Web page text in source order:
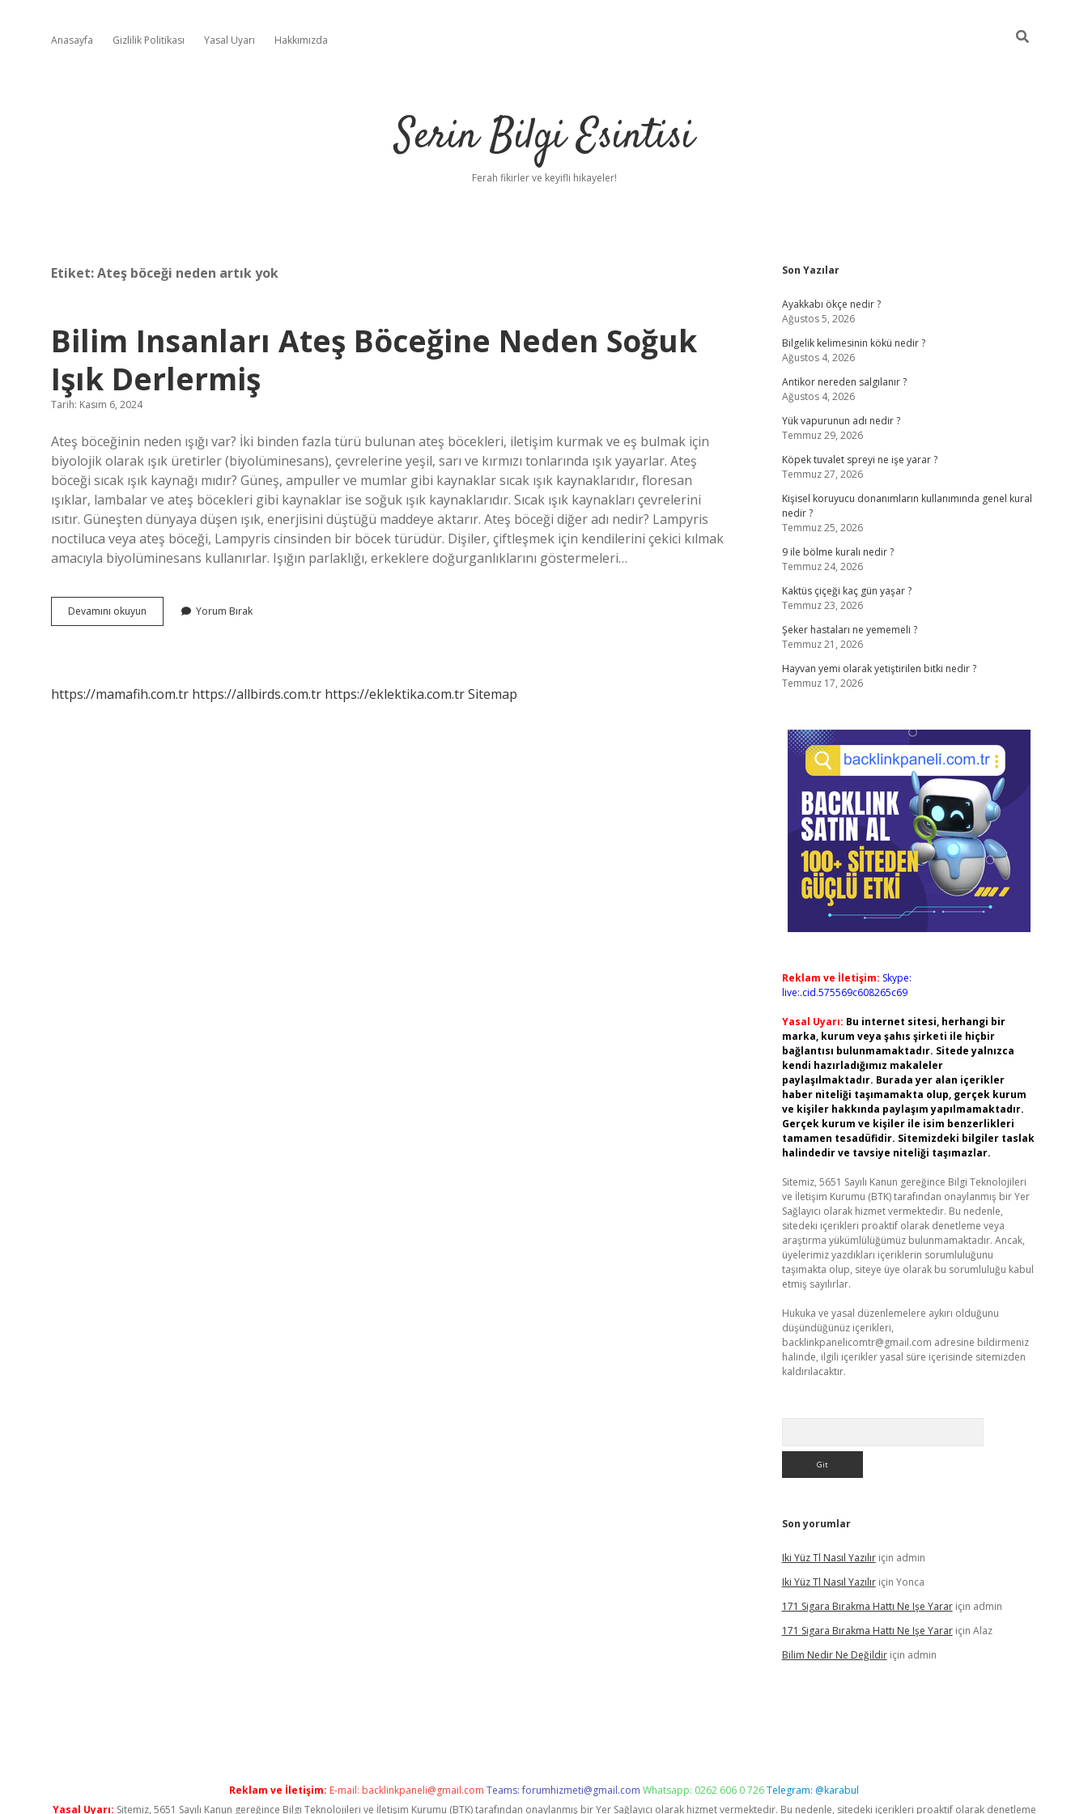
Anasayfa Gizlilik Politikası Yasal Uyarı Hakkımızda
Serin Bilgi Esintisi
Ferah fikirler ve keyifli hikayeler!
Etiket:Ateş böceği neden artık yok
Bilim Insanları Ateş Böceğine Neden Soğuk
Işık Derlermiş
Tarih: Kasım 6, 2024
Ateş böceğinin neden ışığı var? İki binden fazla türü bulunan ateş böcekleri, iletişim kurmak ve eş bulmak için
biyolojik olarak ışık üretirler (biyolüminesans), çevrelerine yeşil, sarı ve kırmızı tonlarında ışık yayarlar. Ateş
böceği sıcak ışık kaynağı mıdır? Güneş, ampuller ve mumlar gibi kaynaklar sıcak ışık kaynaklarıdır, floresan
ışıklar, lambalar ve ateş böcekleri gibi kaynaklar ise soğuk ışık kaynaklarıdır. Sıcak ışık kaynakları çevrelerini
ısıtır. Güneşten dünyaya düşen ışık, enerjisini düştüğü maddeye aktarır. Ateş böceği diğer adı nedir? Lampyris
noctiluca veya ateş böceği, Lampyris cinsinden bir böcek türüdür. Dişiler, çiftleşmek için kendilerini çekici kılmak
amacıyla biyolüminesans kullanırlar. Işığın parlaklığı, erkeklere doğurganlıklarını göstermeleri…
Devamını okuyun
Insanları
Işık
Yorum Bırak
https://mamafih.com.tr https://allbirds.com.tr https://eklektika.com.trSitemap
Sidebar
Son Yazılar
Ayakkabı ökçe nedir ?
Ağustos 5, 2026
Bilgelik kelimesinin kökü nedir ?
Ağustos 4, 2026
Antikor nereden salgılanır ?
Ağustos 4, 2026
Yük vapurunun adı nedir ?
Temmuz 29, 2026
Köpek tuvalet spreyi ne işe yarar ?
Temmuz 27, 2026
Kişisel koruyucu donanımların kullanımında genel kural
nedir ?
Temmuz 25, 2026
9 ile bölme kuralı nedir ?
Temmuz 24, 2026
Kaktüs çiçeği kaç gün yaşar ?
Temmuz 23, 2026
Şeker hastaları ne yememeli ?
Temmuz 21, 2026
Hayvan yemi olarak yetiştirilen bitki nedir ?
Temmuz 17, 2026
Reklam ve İletişim: Skype:
live:.cid.575569c608265c69
Yasal Uyarı: Bu internet sitesi, herhangi bir
marka, kurum veya şahıs şirketi ile hiçbir
bağlantısı bulunmamaktadır. Sitede yalnızca
kendi hazırladığımız makaleler
paylaşılmaktadır. Burada yer alan içerikler
haber niteliği taşımamakta olup, gerçek kurum
ve kişiler hakkında paylaşım yapılmamaktadır.
Gerçek kurum ve kişiler ile isim benzerlikleri
tamamen tesadüfidir. Sitemizdeki bilgiler taslak
halindedir ve tavsiye niteliği taşımazlar.
Sitemiz, 5651 Sayılı Kanun gereğince Bilgi Teknolojileri
ve İletişim Kurumu (BTK) tarafından onaylanmış bir Yer
Sağlayıcı olarak hizmet vermektedir. Bu nedenle,
sitedeki içerikleri proaktif olarak denetleme veya
araştırma yükümlülüğümüz bulunmamaktadır. Ancak,
üyelerimiz yazdıkları içeriklerin sorumluluğunu
taşımakta olup, siteye üye olarak bu sorumluluğu kabul
etmiş sayılırlar.
Hukuka ve yasal düzenlemelere aykırı olduğunu
düşündüğünüz içerikleri,
backlinkpanelicomtr@gmail.com adresine bildirmeniz
halinde, ilgili içerikler yasal süre içerisinde sitemizden
kaldırılacaktır.
Son yorumlar
Iki Yüz Tl Nasıl Yazılıriçin admin
Iki Yüz Tl Nasıl Yazılıriçin Yonca
171 Sigara Bırakma Hattı Ne Işe Yarariçin admin
171 Sigara Bırakma Hattı Ne Işe Yarariçin Alaz
Bilim Nedir Ne Değildiriçin admin
Reklam ve İletişim: E-mail: backlinkpaneli@gmail.com Teams:forumhizmeti@gmail.com Whatsapp: 0262 606 0 726Telegram: @karabul
Yasal Uyarı: Sitemiz, 5651 Sayılı Kanun gereğince Bilgi Teknolojileri ve İletişim Kurumu (BTK) tarafından onaylanmış bir Yer Sağlayıcı olarak hizmet vermektedir. Bu nedenle, sitedeki içerikleri proaktif olarak denetleme